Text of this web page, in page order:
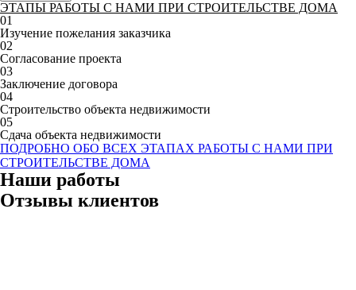
ЭТАПЫ РАБОТЫ С НАМИ ПРИ СТРОИТЕЛЬСТВЕ ДОМА
01
Изучение пожелания заказчика
02
Согласование проекта
03
Заключение договора
04
Строительство объекта недвижимости
05
Сдача объекта недвижимости
ПОДРОБНО ОБО ВСЕХ ЭТАПАХ РАБОТЫ С НАМИ ПРИ
СТРОИТЕЛЬСТВЕ ДОМА
Наши работы
Отзывы клиентов